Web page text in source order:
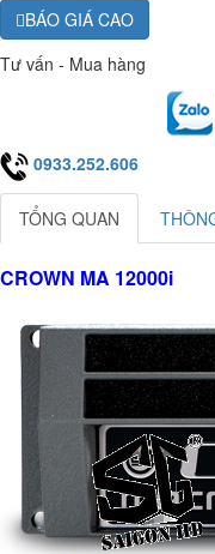
BÁO GIÁ CAO
Tư vấn - Mua hàng
0933.252.606
TỔNG QUAN
CROWN MA 12000i